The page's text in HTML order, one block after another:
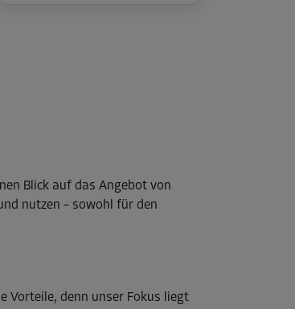
Blick auf das Angebot von
nutzen – sowohl für den
Vorteile, denn unser Fokus liegt